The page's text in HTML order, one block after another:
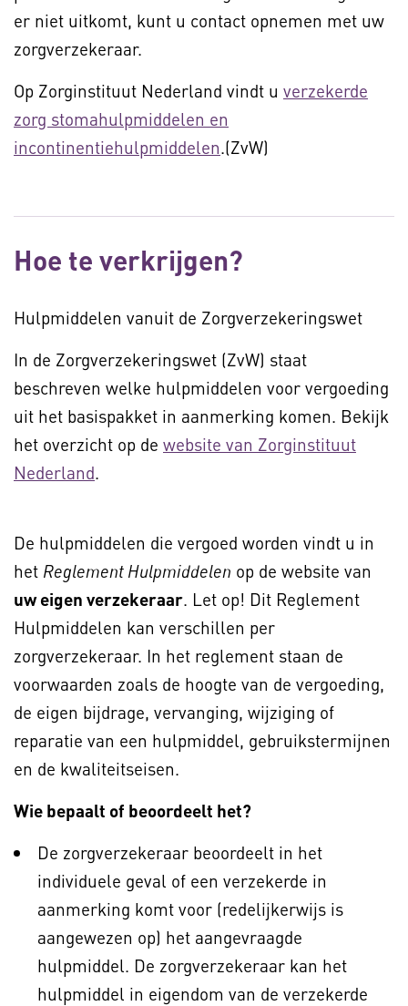
er niet uitkomt, kunt u contact opnemen met uw
zorgverzekeraar.
Op Zorginstituut Nederland vindt u verzekerde
zorg stomahulpmiddelen en
incontinentiehulpmiddelen.(ZvW)
Hoe te verkrijgen?
Hulpmiddelen vanuit de Zorgverzekeringswet
In de Zorgverzekeringswet (ZvW) staat
beschreven welke hulpmiddelen voor vergoeding
uit het basispakket in aanmerking komen. Bekijk
het overzicht op de website van Zorginstituut
Nederland.
De hulpmiddelen die vergoed worden vindt u in
het Reglement Hulpmiddelen op de website van
uw eigen verzekeraar. Let op! Dit Reglement
Hulpmiddelen kan verschillen per
zorgverzekeraar. In het reglement staan de
voorwaarden zoals de hoogte van de vergoeding,
de eigen bijdrage, vervanging, wijziging of
reparatie van een hulpmiddel, gebruikstermijnen
en de kwaliteitseisen.
Wie bepaalt of beoordeelt het?
De zorgverzekeraar beoordeelt in het
individuele geval of een verzekerde in
aanmerking komt voor (redelijkerwijs is
aangewezen op) het aangevraagde
hulpmiddel. De zorgverzekeraar kan het
hulpmiddel in eigendom van de verzekerde